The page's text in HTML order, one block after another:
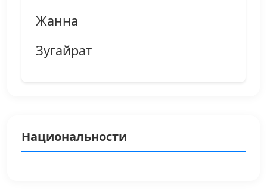
Жанна
Зугайрат
Национальности